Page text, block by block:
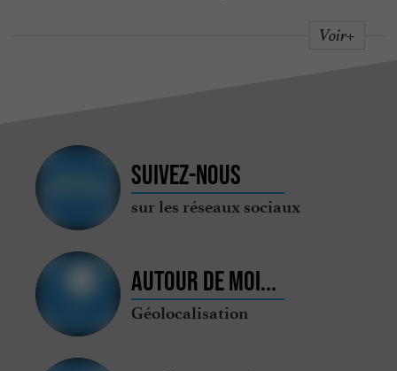
Voir+
Suivez-nous
sur les réseaux sociaux
Autour de moi...
Géolocalisation